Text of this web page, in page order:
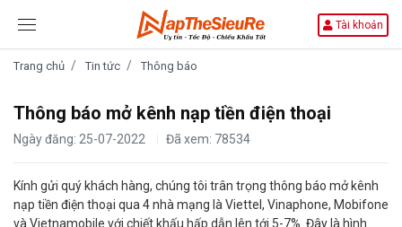
Tài khoản
Trang chủ Tin tức Thông báo
Thông báo mở kênh nạp tiền điện thoại
Ngày đăng: 25-07-2022 Đã xem: 78534
Kính gửi quý khách hàng, chúng tôi trân trọng thông báo mở kênh
nạp tiền điện thoại qua 4 nhà mạng là Viettel, Vinaphone, Mobifone
và Vietnamobile với chiết khấu hấp dẫn lên tới 5-7%. Đây là hình